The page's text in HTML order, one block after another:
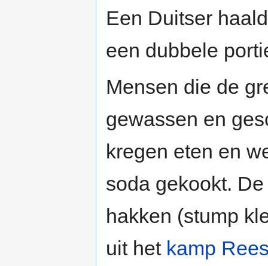
Een Duitser
een dubbele
Mensen die de
gewassen en
kregen eten en
soda gekookt.
hakken (stump
uit het kamp